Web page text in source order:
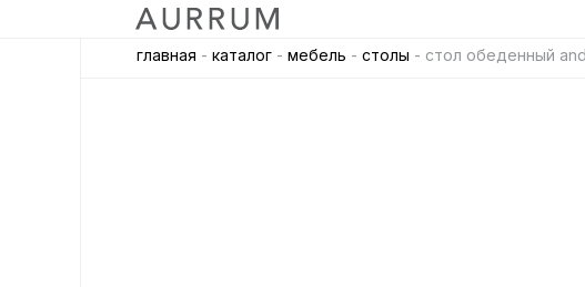
главная - каталог - мебель - столы - cтол обеденный